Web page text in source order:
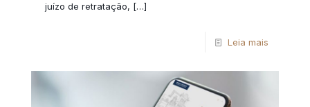
juízo de retratação, […]
Leia mais